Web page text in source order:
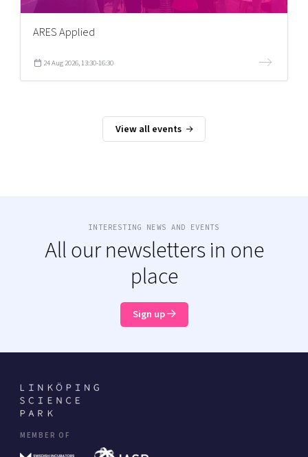
ARES Applied
24 Aug 2026, 13:30-16:30
View all events
INTERESTING NEWS AND EVENTS
All our newsletters in one
place
Sign up
MEMBER OF